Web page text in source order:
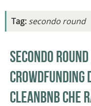
Tag: secondo round
Secondo
crowdfunding
CleanBnb che